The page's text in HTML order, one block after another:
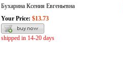
Бухарина Ксения Евгеньевна
Your Price: $13.73
shipped in 14-20 days